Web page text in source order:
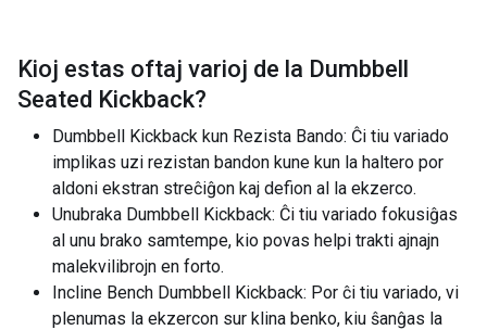
Kioj estas oftaj varioj de la Dumbbell
Seated Kickback?
Dumbbell Kickback kun Rezista Bando: Ĉi tiu variado
implikas uzi rezistan bandon kune kun la haltero por
aldoni ekstran streĉiĝon kaj defion al la ekzerco.
Unubraka Dumbbell Kickback: Ĉi tiu variado fokusiĝas
al unu brako samtempe, kio povas helpi trakti ajnajn
malekvilibrojn en forto.
Incline Bench Dumbbell Kickback: Por ĉi tiu variado, vi
plenumas la ekzercon sur klina benko, kiu ŝanĝas la